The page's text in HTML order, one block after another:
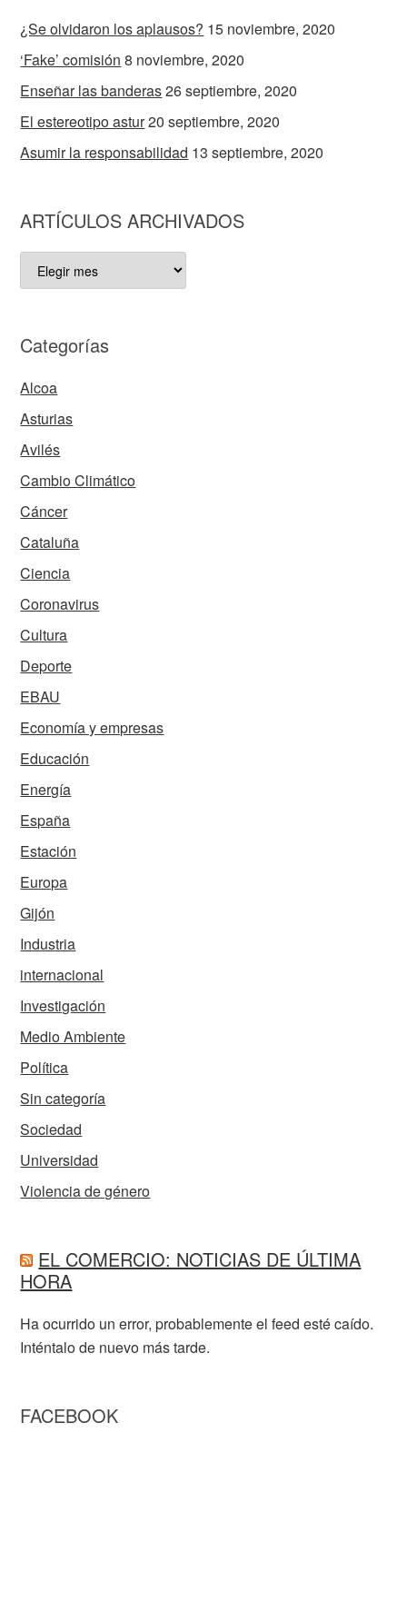
¿Se olvidaron los aplausos? 15 noviembre, 2020
‘Fake’ comisión 8 noviembre, 2020
Enseñar las banderas26 septiembre, 2020
El estereotipo astur20 septiembre, 2020
Asumir la responsabilidad 13 septiembre, 2020
ARTÍCULOS ARCHIVADOS
ARTÍCULOS
ARCHIVADOS
Categorías
Alcoa
Asturias
Avilés
Cambio Climático
Cáncer
Cataluña
Ciencia
Coronavirus
Cultura
Deporte
EBAU
Economía y empresas
Educación
Energía
España
Estación
Europa
Gijón
Industria
internacional
Investigación
Medio Ambiente
Política
Sin categoría
Sociedad
Universidad
Violencia de género
EL COMERCIO: NOTICIAS DE ÚLTIMA
HORA
Ha ocurrido un error, probablemente el feed esté caído.
Inténtalo de nuevo más tarde.
FACEBOOK